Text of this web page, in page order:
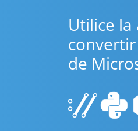
Utilice la
de